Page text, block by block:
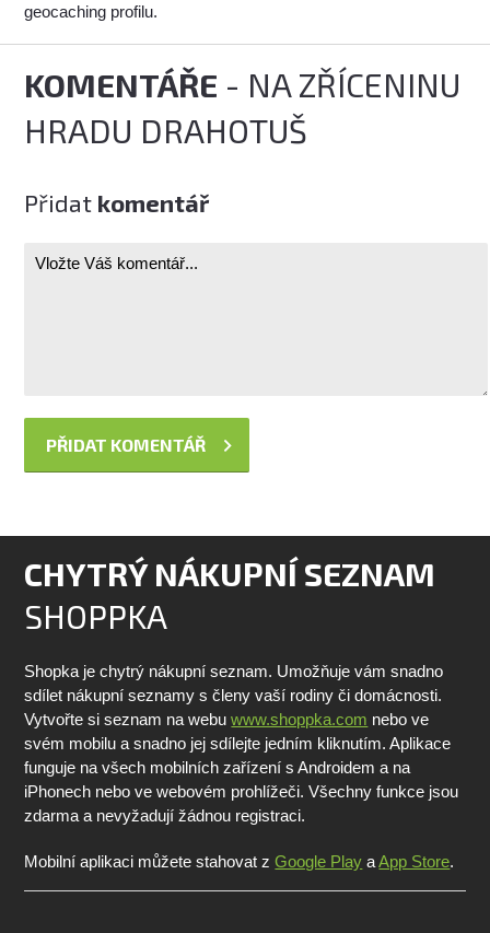
geocaching profilu.
KOMENTÁŘE - NA ZŘÍCENINU
HRADU DRAHOTUŠ
Přidat komentář
CHYTRÝ NÁKUPNÍ SEZNAM
SHOPPKA
Shopka je chytrý nákupní seznam. Umožňuje vám snadno
sdílet nákupní seznamy s členy vaší rodiny či domácnosti.
Vytvořte si seznam na webuwww.shoppka.com nebo ve
svém mobilu a snadno jej sdílejte jedním kliknutím. Aplikace
funguje na všech mobilních zařízení s Androidem a na
iPhonech nebo ve webovém prohlížeči. Všechny funkce jsou
zdarma a nevyžadují žádnou registraci.
Mobilní aplikaci můžete stahovat zGoogle Play aApp Store.